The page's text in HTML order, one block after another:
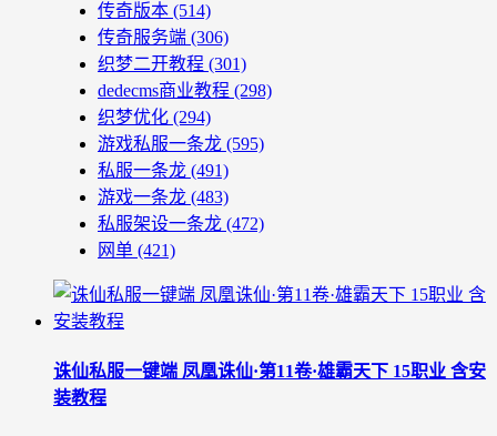
传奇版本 (514)
传奇服务端 (306)
织梦二开教程 (301)
dedecms商业教程 (298)
织梦优化 (294)
游戏私服一条龙 (595)
私服一条龙 (491)
游戏一条龙 (483)
私服架设一条龙 (472)
网单 (421)
诛仙私服一键端 凤凰诛仙·第11卷·雄霸天下 15职业 含安
装教程